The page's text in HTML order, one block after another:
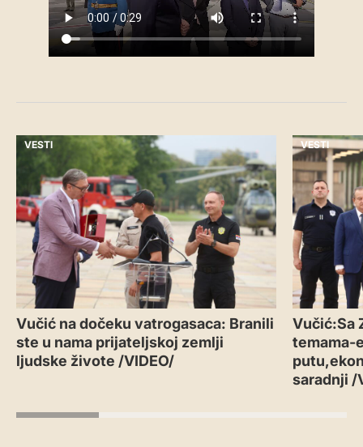
VESTI
Vučić na dočeku vatrogasaca: Branili
ste u nama prijateljskoj zemlji
ljudske živote /VIDEO/
VESTI
Vučić:Sa
temama-
saradnji /